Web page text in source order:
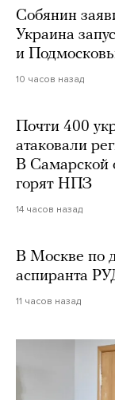
Собянин
Украина
и
10 часов назад
Почти 400
атаковали
В Самарской
горят НПЗ
14 часов назад
В Москве по
аспиранта
11 часов назад